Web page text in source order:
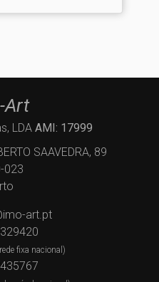
Art
LDA AMI: 17999
SAAVEDRA, 89
023
art.pt
fixa nacional)